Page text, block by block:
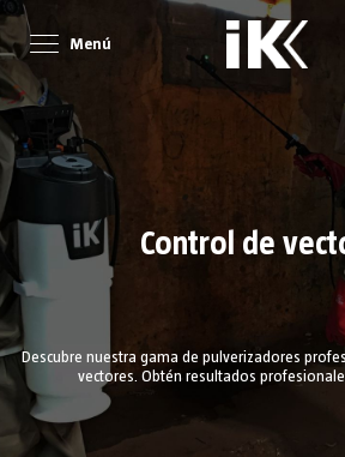
Menú
Control de
Descubre nuestra gama de pulverizadores
vectores. Obtén resultados